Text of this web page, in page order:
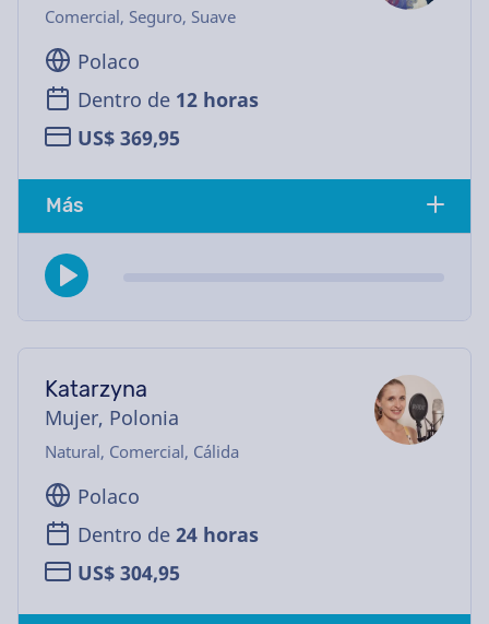
Comercial, Seguro, Suave
Polaco
Dentro de 12 horas
US$ 369,95
Más
Katarzyna
Mujer, Polonia
Natural, Comercial, Cálida
Polaco
Dentro de 24 horas
US$ 304,95